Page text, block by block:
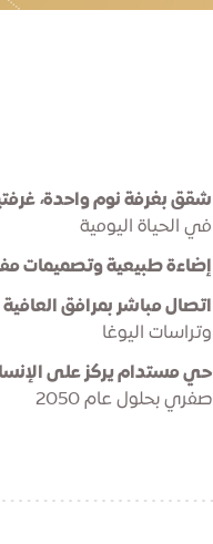
شقق بغرفة نوم واحدة،
في الحياة اليومية
إضاءة طبيعية وتصميمات
اتصال مباشر بمرافق العافية
وتراسات اليوغا
حي مستدام يركز على
صفري بحلول عام 2050